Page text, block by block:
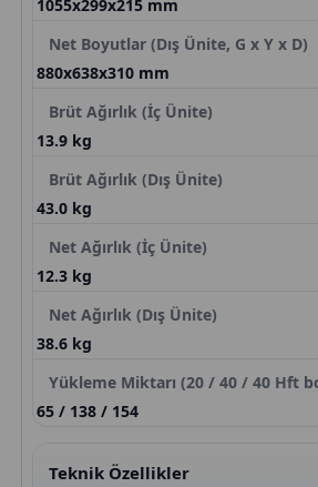
1055x299x215 mm
Net Boyutlar (Dış Ünite, G x Y x D)
880x638x310 mm
Brüt Ağırlık (İç Ünite)
13.9 kg
Brüt Ağırlık (Dış Ünite)
43.0 kg
Net Ağırlık (İç Ünite)
12.3 kg
Net Ağırlık (Dış Ünite)
38.6 kg
Yükleme Miktarı (20 / 40 / 40 Hft
65 / 138 / 154
Teknik Özellikler